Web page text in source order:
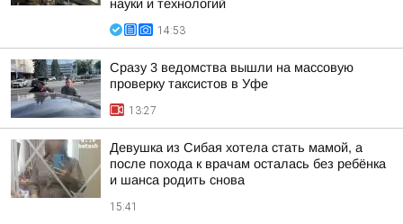
науки и технологий
14:53
Сразу 3 ведомства вышли на массовую
проверку таксистов в Уфе
13:27
Девушка из Сибая хотела стать мамой, а
после похода к врачам осталась без ребёнка
и шанса родить снова
15:41